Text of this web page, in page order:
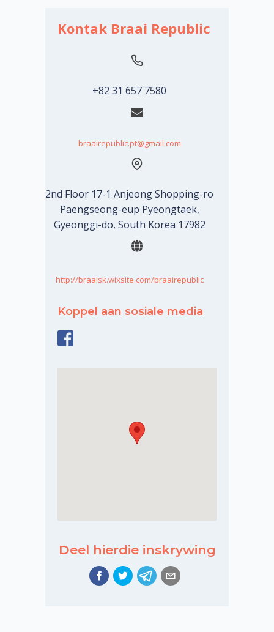
Kontak Braai Republic
+82 31 657 7580
braairepublic.pt@gmail.com
2nd Floor 17-1 Anjeong Shopping-ro
Paengseong-eup Pyeongtaek,
Gyeonggi-do, South Korea 17982
http://braaisk.wixsite.com/braairepublic
Koppel aan sosiale media
Deel hierdie inskrywing